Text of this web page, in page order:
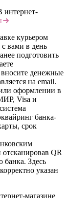
интернет-
курьером
вами в день
подготовить
денежные
на email.
оформлении в
Visa и
банка-
срок
QR
банка. Здесь
указан
магазине